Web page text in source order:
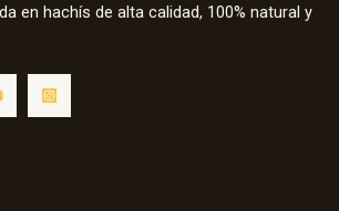
en hachís de alta calidad, 100% natural y